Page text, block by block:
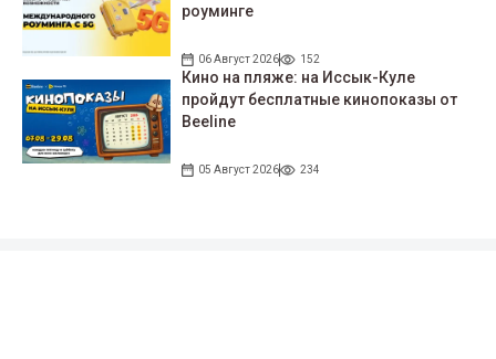
роуминге
06 Август 2026 152
Кино на пляже: на Иссык-Куле
пройдут беcплатные кинопоказы от
Beeline
05 Август 2026 234